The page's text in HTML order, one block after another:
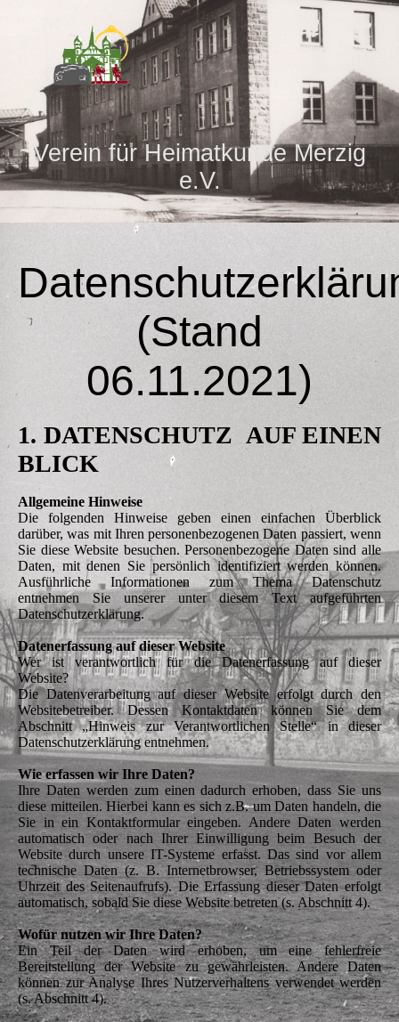
Verein für Heimatkunde Merzig
e.V.
(Stand
06.11.2021)
1. DATENSCHUTZ AUF EINEN
BLICK
Allgemeine Hinweise
Die folgenden Hinweise geben einen einfachen Überblick
darüber, was mit Ihren personenbezogenen Daten passiert, wenn
Sie diese Website besuchen. Personenbezogene Daten sind alle
Daten, mit denen Sie persönlich identifiziert werden können.
Ausführliche Informationen zum Thema Datenschutz
entnehmen Sie unserer unter diesem Text aufgeführten
Datenschutzerklärung.
Datenerfassung auf dieser Website
Wer ist verantwortlich für die Datenerfassung auf dieser
Website?
Die Datenverarbeitung auf dieser Website erfolgt durch den
Websitebetreiber. Dessen Kontaktdaten können Sie dem
Abschnitt „Hinweis zur Verantwortlichen Stelle“ in dieser
Datenschutzerklärung entnehmen.
Wie erfassen wir Ihre Daten?
Ihre Daten werden zum einen dadurch erhoben, dass Sie uns
diese mitteilen. Hierbei kann es sich z.B. um Daten handeln, die
Sie in ein Kontaktformular eingeben. Andere Daten werden
automatisch oder nach Ihrer Einwilligung beim Besuch der
Website durch unsere IT-Systeme erfasst. Das sind vor allem
technische Daten (z. B. Internetbrowser, Betriebssystem oder
Uhrzeit des Seitenaufrufs). Die Erfassung dieser Daten erfolgt
automatisch, sobald Sie diese Website betreten (s. Abschnitt 4).
Wofür nutzen wir Ihre Daten?
Ein Teil der Daten wird erhoben, um eine fehlerfreie
Bereitstellung der Website zu gewährleisten. Andere Daten
können zur Analyse Ihres Nutzerverhaltens verwendet werden
(s. Abschnitt 4).